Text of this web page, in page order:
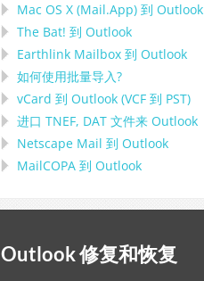
Mac OS X (Mail.App) 到 Outlook
The Bat! 到 Outlook
Earthlink Mailbox 到 Outlook
如何使用批量导入?
vCard 到 Outlook (VCF 到 PST)
进口 TNEF, DAT 文件来 Outlook
Netscape Mail 到 Outlook
MailCOPA 到 Outlook
Outlook 修复和恢复